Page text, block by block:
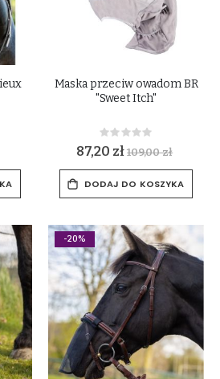
Maska przeciw owadom BR
"Sweet Itch"
Rating:
0%
87,20 zł109,00 zł
DODAJ DO KOSZYKA
-20%